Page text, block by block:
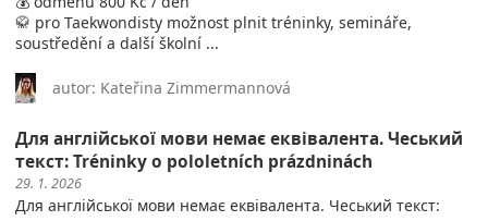
🥋 pro Taekwondisty možnost plnit tréninky, semináře,
soustředění a další školní ...
autor: Kateřina Zimmermannová
Для англійської мови немає еквівалента. Чеський
текст: Tréninky o pololetních prázdninách
29. 1. 2026
Для англійської мови немає еквівалента. Чеський текст: